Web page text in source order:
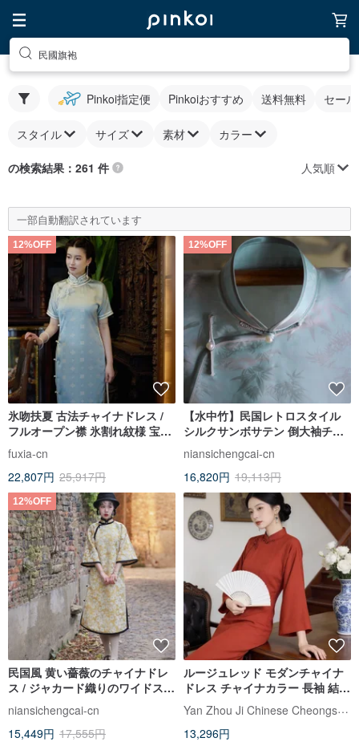
民國旗袍
Pinkoi指定便 Pinkoiおすすめ 送料無料 セー
スタイル サイズ 素材 カラー
の検索結果：261 件 人気順
一部自動翻訳されています
12%OFF
氷吻扶夏 古法チャイナドレス /
フルオープン襟 氷割れ紋様 宝相
華ジャカード / レトロスリム 上
品で風格あるデザイン
fuxia-cn
22,807円 25,917円
12%OFF
【水中竹】民国レトロスタイル
シルクサンボサテン 倒大袖チャ
イナドレスブラウス
niansichengcai-cn
16,820円 19,113円
12%OFF
民国風 黄い薔薇のチャイナドレ
ス / ジャカード織りのワイドスリ
ーブとフルオープンデザイン /
「薔薇の追憶」レトロスタイル
秋冬
niansichengcai-cn
15,449円 17,555円
ルージュレッド モダンチャイナ
ドレス チャイナカラー 長袖 結婚
式 披露宴 スリット入り ワンピー
ス
Yan Zhou Ji Chinese Cheongsam
13,296円